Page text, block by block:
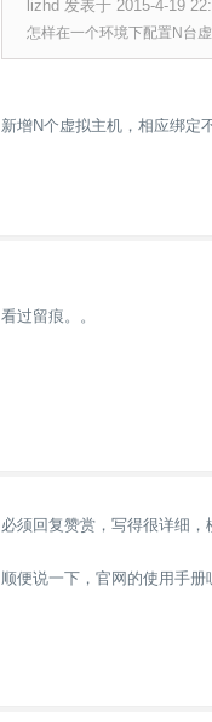
lizhd 发表于 2015-4-19
怎样在一个环境下配置N台虚
新增N个虚拟主机，相应绑定
看过留痕。。
必须回复赞赏，写得很详细
顺便说一下，官网的使用手